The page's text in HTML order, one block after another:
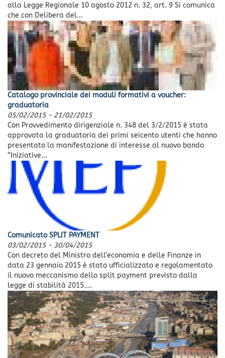
alla Legge Regionale 10 agosto 2012 n. 32, art. 9 Si comunica
che con Delibera del...
Catalogo provinciale dei moduli formativi a voucher:
graduatoria
05/02/2015- 21/02/2015
Con Provvedimento dirigenziale n. 348 del 3/2/2015 è stata
approvata la graduatoria dei primi seicento utenti che hanno
presentato la manifestazione di interesse al nuovo bando
“Iniziative...
Comunicato SPLIT PAYMENT
03/02/2015- 30/04/2015
Con decreto del Ministro dell’economia e delle Finanze in
data 23 gennaio 2015 è stato ufficializzato e regolamentato
il nuovo meccanismo dello split payment previsto dalla
legge di stabilità 2015....